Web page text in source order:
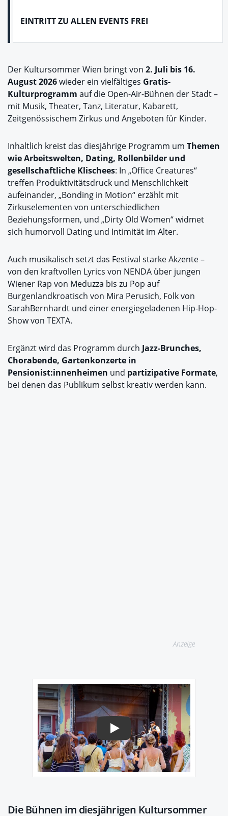
EINTRITT ZU ALLEN EVENTS FREI
Der Kultursommer Wien bringt von 2. Juli bis 16.
August 2026wieder ein vielfältiges Gratis-
Kulturprogramm auf die Open-Air-Bühnen der Stadt –
mit Musik, Theater, Tanz, Literatur, Kabarett,
Zeitgenössischem Zirkus und Angeboten für Kinder.
Inhaltlich kreist das diesjährige Programm um Themen
wieArbeitswelten, Dating, Rollenbilder und
gesellschaftliche Klischees: In „Office Creatures“
treffen Produktivitätsdruck und Menschlichkeit
aufeinander, „Bonding in Motion“ erzählt mit
Zirkuselementen von unterschiedlichen
Beziehungsformen, und „Dirty Old Women“ widmet
sich humorvoll Dating und Intimität im Alter.
Auch musikalisch setzt das Festival starke Akzente –
von den kraftvollen Lyrics von NENDA über jungen
Wiener Rap von Meduzza bis zu Pop auf
Burgenlandkroatisch von Mira Perusich, Folk von
SarahBernhardt und einer energiegeladenen Hip-Hop-
Show von TEXTA.
Ergänzt wird das Programm durch Jazz-Brunches,
Chorabende, Gartenkonzerte in
Pensionist:innenheimen und partizipative Formate,
bei denen das Publikum selbst kreativ werden kann.
Anzeige
Play
Die Bühnen im diesjährigen Kultursommer